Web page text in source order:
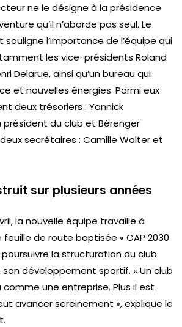
ne le désigne à la présidence
qu’il n’aborde pas seul. Le
l’importance de l’équipe qui
les vice-présidents Roland
Delarue, ainsi qu’un bureau qui
et nouvelles énergies. Parmi eux
deux trésoriers : Yannick
président du club et Bérenger
secrétaires : Camille Walter et
sur plusieurs années
la nouvelle équipe travaille à
feuille de route baptisée « CAP 2030
poursuivre la structuration du club
développement sportif. « Un club
une entreprise. Plus il est
avancer sereinement », explique le